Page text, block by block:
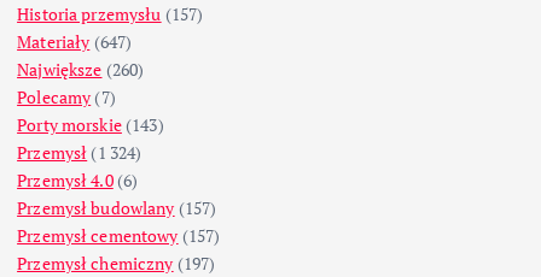
Historia przemysłu (157)
Materiały (647)
Największe (260)
Polecamy (7)
Porty morskie(143)
Przemysł (1 324)
Przemysł 4.0(6)
Przemysł budowlany (157)
Przemysł cementowy (157)
Przemysł chemiczny (197)